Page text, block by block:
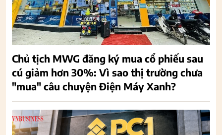
Chủ tịch MWG đăng ký mua cổ phiếu sau
cú giảm hơn 30%: Vì sao thị trường chưa
"mua" câu chuyện Điện Máy Xanh?